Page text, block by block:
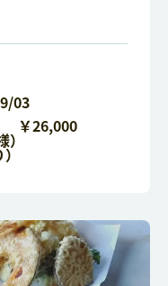
03
￥26,000
）